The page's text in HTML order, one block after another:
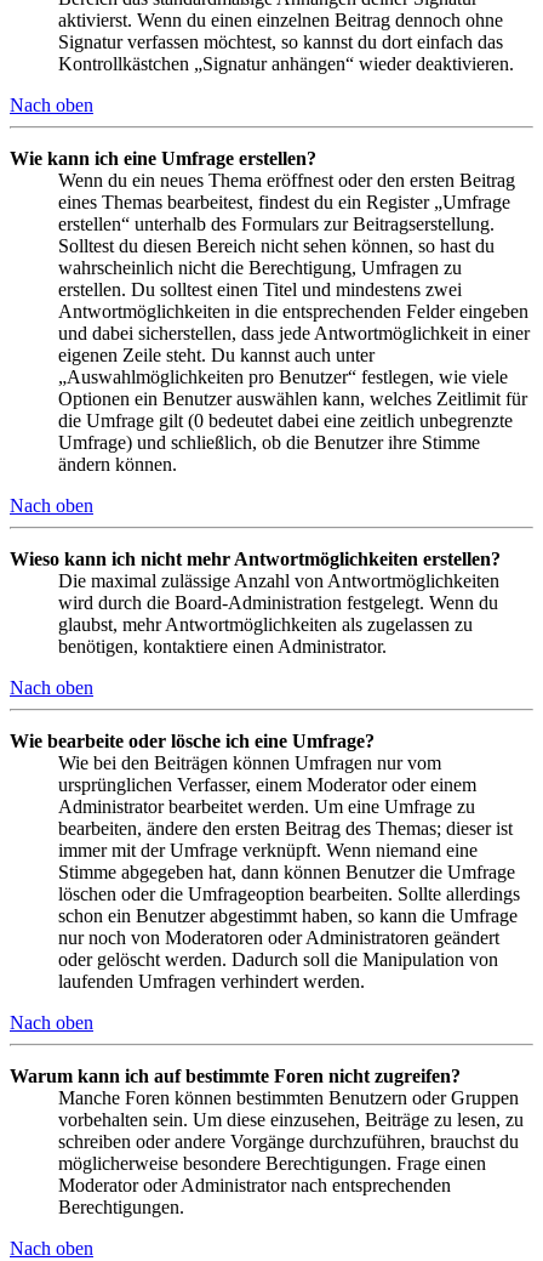
aktivierst. Wenn du einen einzelnen Beitrag dennoch ohne
Signatur verfassen möchtest, so kannst du dort einfach das
Kontrollkästchen „Signatur anhängen“ wieder deaktivieren.
Nach oben
Wie kann ich eine Umfrage erstellen?
Wenn du ein neues Thema eröffnest oder den ersten Beitrag
eines Themas bearbeitest, findest du ein Register „Umfrage
erstellen“ unterhalb des Formulars zur Beitragserstellung.
Solltest du diesen Bereich nicht sehen können, so hast du
wahrscheinlich nicht die Berechtigung, Umfragen zu
erstellen. Du solltest einen Titel und mindestens zwei
Antwortmöglichkeiten in die entsprechenden Felder eingeben
und dabei sicherstellen, dass jede Antwortmöglichkeit in einer
eigenen Zeile steht. Du kannst auch unter
„Auswahlmöglichkeiten pro Benutzer“ festlegen, wie viele
Optionen ein Benutzer auswählen kann, welches Zeitlimit für
die Umfrage gilt (0 bedeutet dabei eine zeitlich unbegrenzte
Umfrage) und schließlich, ob die Benutzer ihre Stimme
ändern können.
Nach oben
Wieso kann ich nicht mehr Antwortmöglichkeiten erstellen?
Die maximal zulässige Anzahl von Antwortmöglichkeiten
wird durch die Board-Administration festgelegt. Wenn du
glaubst, mehr Antwortmöglichkeiten als zugelassen zu
benötigen, kontaktiere einen Administrator.
Nach oben
Wie bearbeite oder lösche ich eine Umfrage?
Wie bei den Beiträgen können Umfragen nur vom
ursprünglichen Verfasser, einem Moderator oder einem
Administrator bearbeitet werden. Um eine Umfrage zu
bearbeiten, ändere den ersten Beitrag des Themas; dieser ist
immer mit der Umfrage verknüpft. Wenn niemand eine
Stimme abgegeben hat, dann können Benutzer die Umfrage
löschen oder die Umfrageoption bearbeiten. Sollte allerdings
schon ein Benutzer abgestimmt haben, so kann die Umfrage
nur noch von Moderatoren oder Administratoren geändert
oder gelöscht werden. Dadurch soll die Manipulation von
laufenden Umfragen verhindert werden.
Nach oben
Warum kann ich auf bestimmte Foren nicht zugreifen?
Manche Foren können bestimmten Benutzern oder Gruppen
vorbehalten sein. Um diese einzusehen, Beiträge zu lesen, zu
schreiben oder andere Vorgänge durchzuführen, brauchst du
möglicherweise besondere Berechtigungen. Frage einen
Moderator oder Administrator nach entsprechenden
Berechtigungen.
Nach oben